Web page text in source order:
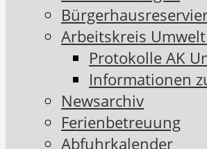
Arbeitskreis
Protokolle AK
Informationen
Newsarchiv
Ferienbetreuung
Abfuhrkalender